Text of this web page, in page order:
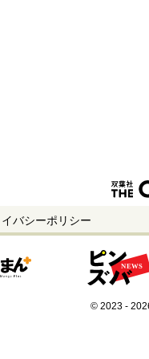
バシーポリシー
© 2023 -